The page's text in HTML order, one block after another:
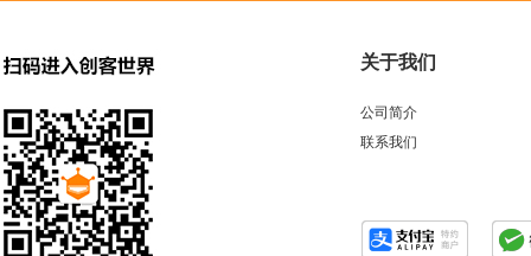
关于我们
公司简介
联系我们